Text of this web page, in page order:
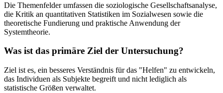
Die Themenfelder umfassen die soziologische Gesellschaftsanalyse,
die Kritik an quantitativen Statistiken im Sozialwesen sowie die
theoretische Fundierung und praktische Anwendung der
Systemtheorie.
Was ist das primäre Ziel der Untersuchung?
Ziel ist es, ein besseres Verständnis für das "Helfen" zu entwickeln,
das Individuen als Subjekte begreift und nicht lediglich als
statistische Größen verwaltet.